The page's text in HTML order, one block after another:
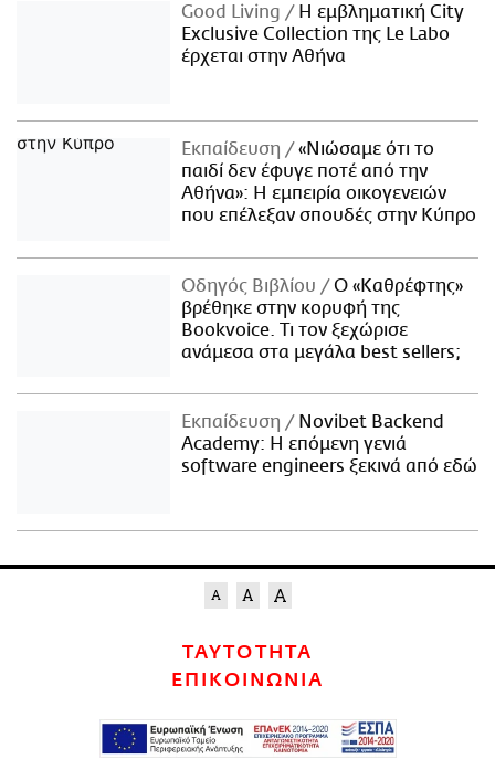
Good Living
Η εμβληματική City
Exclusive Collection της Le Labo
έρχεται στην Αθήνα
Εκπαίδευση
«Νιώσαμε ότι το
παιδί δεν έφυγε ποτέ από την
Αθήνα»: Η εμπειρία οικογενειών
που επέλεξαν σπουδές στην Κύπρο
Οδηγός Βιβλίου
Ο «Καθρέφτης»
βρέθηκε στην κορυφή της
Bookvoice. Τι τον ξεχώρισε
ανάμεσα στα μεγάλα best sellers;
Εκπαίδευση
Novibet Backend
Academy: Η επόμενη γενιά
software engineers ξεκινά από εδώ
ΤΑΥΤΟΤΗΤΑ
ΕΠΙΚΟΙΝΩΝΙΑ